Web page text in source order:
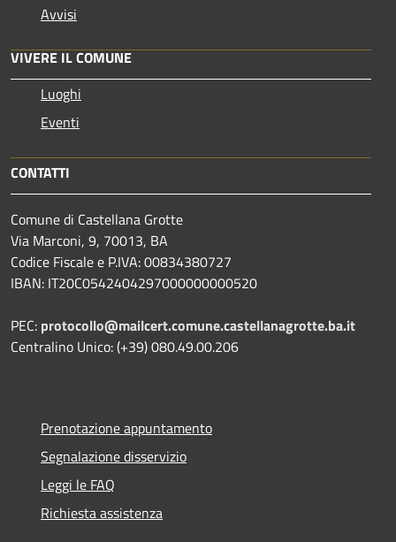
Avvisi
VIVERE IL COMUNE
Luoghi
Eventi
CONTATTI
Comune di Castellana Grotte
Via Marconi, 9, 70013, BA
Codice Fiscale e P.IVA: 00834380727
IBAN: IT20C0542404297000000000520
PEC: protocollo@mailcert.comune.castellanagrotte.ba.it
Centralino Unico: (+39) 080.49.00.206
Prenotazione appuntamento
Segnalazione disservizio
Leggi le FAQ
Richiesta assistenza